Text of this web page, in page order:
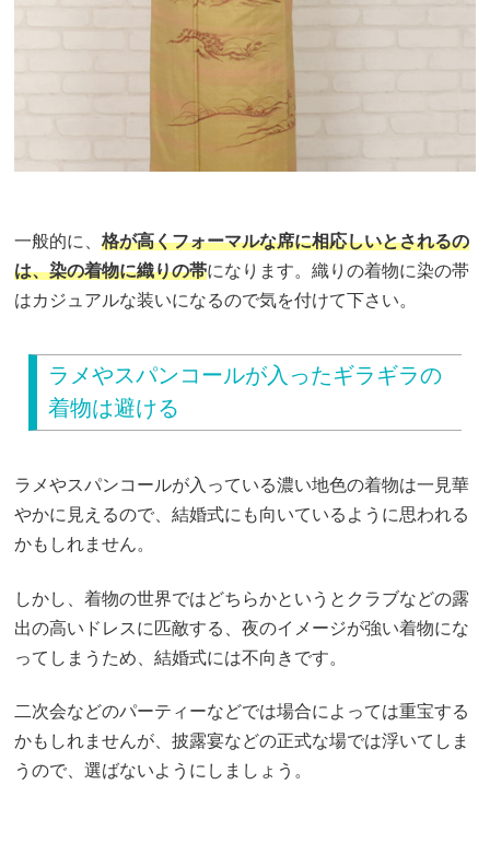
一般的に、格が高くフォーマルな席に相応しいとされるの
は、染の着物に織りの帯になります。織りの着物に染の帯
はカジュアルな装いになるので気を付けて下さい。
ラメやスパンコールが入ったギラギラの
着物は避ける
ラメやスパンコールが入っている濃い地色の着物は一見華
やかに見えるので、結婚式にも向いているように思われる
かもしれません。
しかし、着物の世界ではどちらかというとクラブなどの露
出の高いドレスに匹敵する、夜のイメージが強い着物にな
ってしまうため、結婚式には不向きです。
二次会などのパーティーなどでは場合によっては重宝する
かもしれませんが、披露宴などの正式な場では浮いてしま
うので、選ばないようにしましょう。